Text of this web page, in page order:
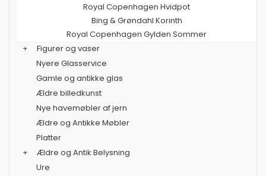
Royal Copenhagen Hvidpot
Bing & Grøndahl Korinth
Royal Copenhagen Gylden Sommer
+
Figurer og vaser
Nyere Glasservice
Gamle og antikke glas
Ældre billedkunst
Nye havemøbler af jern
Ældre og Antikke Møbler
Platter
+
Ældre og Antik Belysning
Ure